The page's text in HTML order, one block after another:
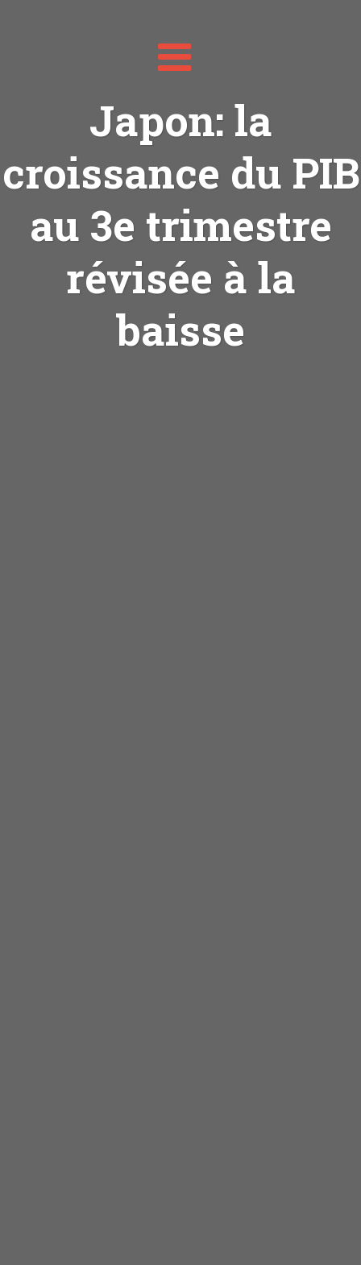
Toggle
navigation
Japon: la
croissance du PIB
au 3e trimestre
révisée à la
baisse